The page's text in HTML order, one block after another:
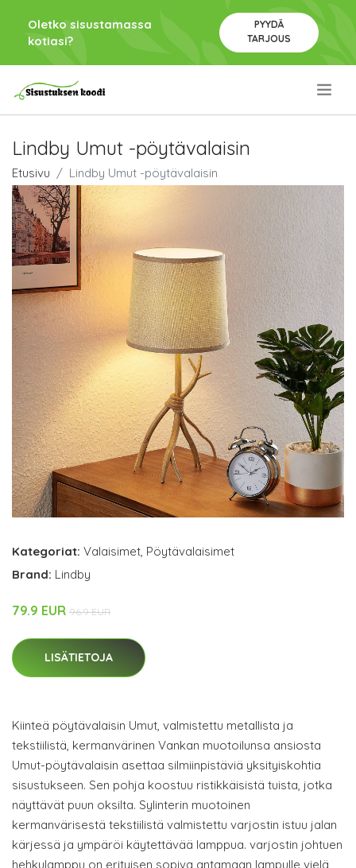
Oletko sisustamassa
kotiasi?
PYYDÄ
TARJOUS
Lindby Umut -pöytävalaisin
Etusivu Lindby Umut -pöytävalaisin
Kategoriat: Valaisimet, Pöytävalaisimet
Brand: Lindby
79.9 EUR 96.9 EUR
LISÄTIETOJA
Kiinteä pöytävalaisin Umut, valmistettu metallista ja
tekstiilistä, kermanvärinen Vankan muotoilunsa ansiosta
Umut-pöytävalaisin asettaa silmiinpistäviä yksityiskohtia
sisustukseen. Sen pohja koostuu ristikkäisistä tuista, jotka
näyttävät puun oksilta. Sylinterin muotoinen
kermanvärisestä tekstiilistä valmistettu varjostin istuu jalan
kärjessä ja ympäröi käytettävää lamppua. varjostin johtuen
hehkulamppu on erityisen sopiva antamaan lampulle vielä